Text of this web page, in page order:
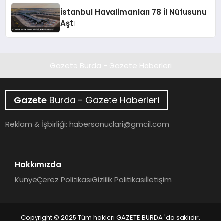
İstanbul Havalimanları 78 İl Nüfusunu
Aştı
Gazete Burda - Gazete Haberleri
Gazete Burda - Gazete Haberleri
Reklam & İşbirliği:habersonuclari@gmail.com
Hakkımızda
KünyeÇerez PolitikasıGizlilik Politikasıİletişim
Copyright © 2025 Tüm hakları GAZETE BURDA 'da saklıdır.